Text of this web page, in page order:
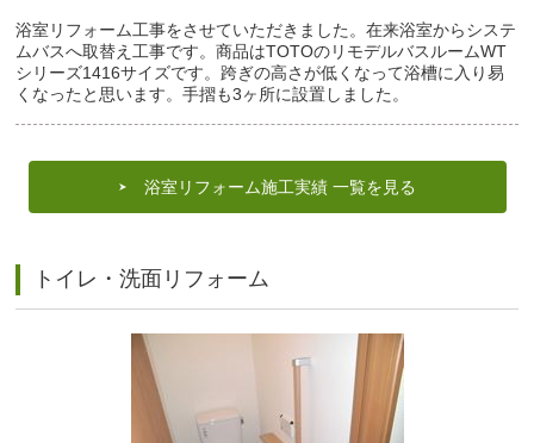
浴室リフォーム工事をさせていただきました。在来浴室からシステ
ムバスへ取替え工事です。商品はTOTOのリモデルバスルームWT
シリーズ1416サイズです。跨ぎの高さが低くなって浴槽に入り易
くなったと思います。手摺も3ヶ所に設置しました。
浴室リフォーム施工実績 一覧を見る
トイレ・洗面リフォーム